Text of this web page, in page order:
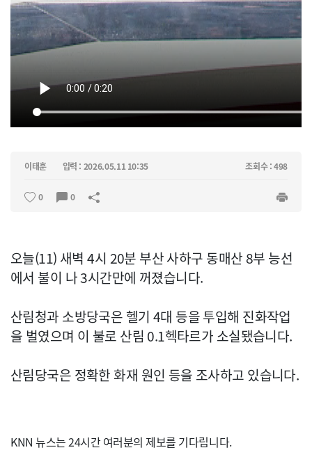
이태훈 입력 : 2026.05.11 10:35 조회수 : 498
0 0
오늘(11) 새벽 4시 20분 부산 사하구 동매산 8부 능선
에서 불이 나 3시간만에 꺼졌습니다.
산림청과 소방당국은 헬기 4대 등을 투입해 진화작업
을 벌였으며 이 불로 산림 0.1헥타르가 소실됐습니다.
산림당국은 정확한 화재 원인 등을 조사하고 있습니다.
KNN 뉴스는 24시간 여러분의 제보를 기다립니다.